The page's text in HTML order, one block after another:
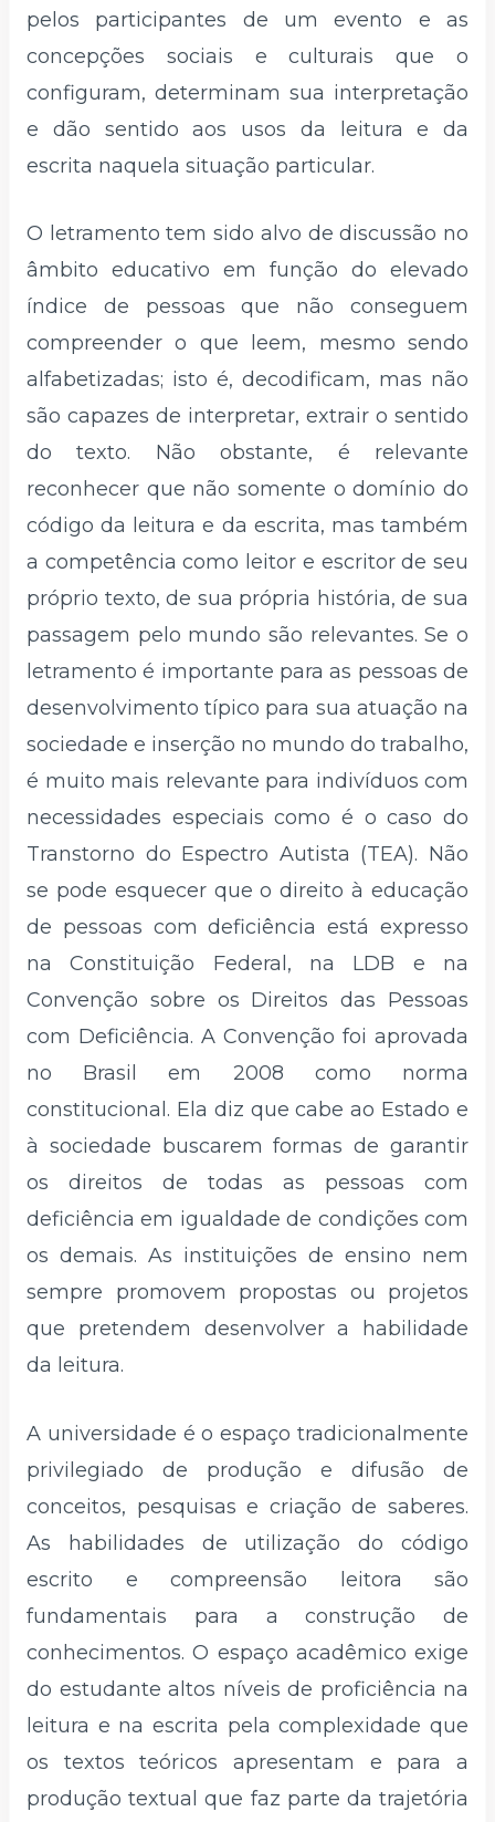
pelos participantes de um evento e as
concepções sociais e culturais que o
configuram, determinam sua interpretação
e dão sentido aos usos da leitura e da
escrita naquela situação particular.
O letramento tem sido alvo de discussão no
âmbito educativo em função do elevado
índice de pessoas que não conseguem
compreender o que leem, mesmo sendo
alfabetizadas; isto é, decodificam, mas não
são capazes de interpretar, extrair o sentido
do texto. Não obstante, é relevante
reconhecer que não somente o domínio do
código da leitura e da escrita, mas também
a competência como leitor e escritor de seu
próprio texto, de sua própria história, de sua
passagem pelo mundo são relevantes. Se o
letramento é importante para as pessoas de
desenvolvimento típico para sua atuação na
sociedade e inserção no mundo do trabalho,
é muito mais relevante para indivíduos com
necessidades especiais como é o caso do
Transtorno do Espectro Autista (TEA). Não
se pode esquecer que o direito à educação
de pessoas com deficiência está expresso
na Constituição Federal, na LDB e na
Convenção sobre os Direitos das Pessoas
com Deficiência. A Convenção foi aprovada
no Brasil em 2008 como norma
constitucional. Ela diz que cabe ao Estado e
à sociedade buscarem formas de garantir
os direitos de todas as pessoas com
deficiência em igualdade de condições com
os demais. As instituições de ensino nem
sempre promovem propostas ou projetos
que pretendem desenvolver a habilidade
da leitura.
A universidade é o espaço tradicionalmente
privilegiado de produção e difusão de
conceitos, pesquisas e criação de saberes.
As habilidades de utilização do código
escrito e compreensão leitora são
fundamentais para a construção de
conhecimentos. O espaço acadêmico exige
do estudante altos níveis de proficiência na
leitura e na escrita pela complexidade que
os textos teóricos apresentam e para a
produção textual que faz parte da trajetória